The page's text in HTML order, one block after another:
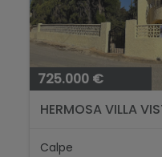
725.000 €
HERMOSA VILLA
Calpe